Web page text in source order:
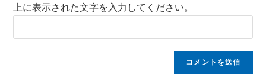
上に表示された文字を入力してください。